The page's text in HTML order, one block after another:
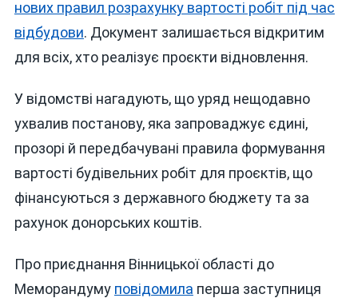
нових правил розрахунку вартості робіт під час
відбудови. Документ залишається відкритим
для всіх, хто реалізує проєкти відновлення.
У відомстві нагадують, що уряд нещодавно
ухвалив постанову, яка запроваджує єдині,
прозорі й передбачувані правила формування
вартості будівельних робіт для проєктів, що
фінансуються з державного бюджету та за
рахунок донорських коштів.
Про приєднання Вінницької області до
Меморандуму повідомила перша заступниця